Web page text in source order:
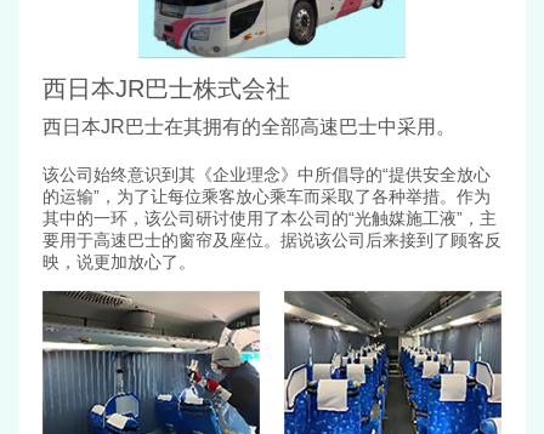
西日本JR巴士株式会社
西日本JR巴士在其拥有的全部高速巴士中采用。
该公司始终意识到其《企业理念》中所倡导的“提供安全放心
的运输”，为了让每位乘客放心乘车而采取了各种举措。作为
其中的一环，该公司研讨使用了本公司的“光触媒施工液”，主
要用于高速巴士的窗帘及座位。据说该公司后来接到了顾客反
映，说更加放心了。